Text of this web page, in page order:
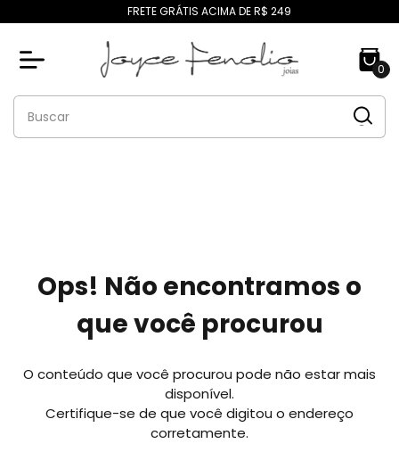
FRETE GRÁTIS ACIMA DE R$ 249
0
Ops! Não encontramos o
que você procurou
O conteúdo que você procurou pode não estar mais
disponível.
Certifique-se de que você digitou o endereço
corretamente.